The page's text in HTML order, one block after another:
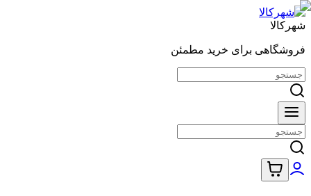
شهرکالا
فروشگاهی برای خرید مطمئن